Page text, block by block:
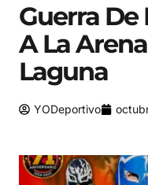
Guerra De
A La
Laguna
YODeportivo